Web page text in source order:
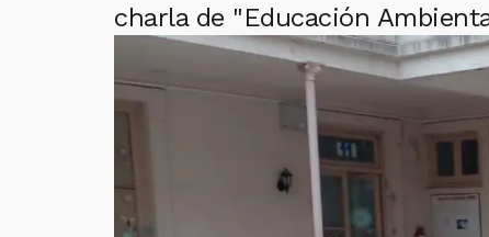
charla de "Educación